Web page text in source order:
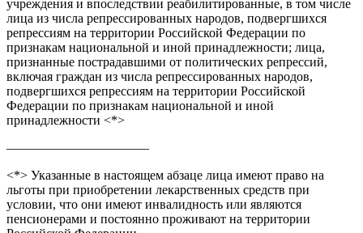
учреждения и впоследствии реабилитированные, в том числе
лица из числа репрессированных народов, подвергшихся
репрессиям на территории Российской Федерации по
признакам национальной и иной принадлежности; лица,
признанные пострадавшими от политических репрессий,
включая граждан из числа репрессированных народов,
подвергшихся репрессиям на территории Российской
Федерации по признакам национальной и иной
принадлежности <*>
———————————
<*> Указанные в настоящем абзаце лица имеют право на
льготы при приобретении лекарственных средств при
условии, что они имеют инвалидность или являются
пенсионерами и постоянно проживают на территории